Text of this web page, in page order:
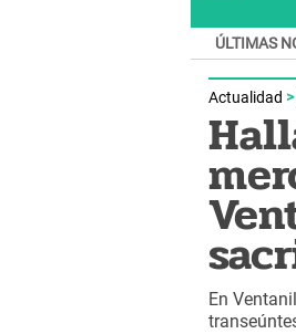
ÚLTIMAS
Actualidad
En